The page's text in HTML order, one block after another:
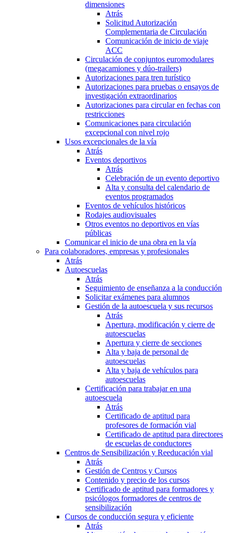
dimensiones
Atrás
Solicitud Autorización
Complementaria de Circulación
Comunicación de inicio de viaje
ACC
Circulación de conjuntos euromodulares
(megacamiones y dúo-trailers)
Autorizaciones para tren turístico
Autorizaciones para pruebas o ensayos de
investigación extraordinarios
Autorizaciones para circular en fechas con
restricciones
Comunicaciones para circulación
excepcional con nivel rojo
Usos excepcionales de la vía
Atrás
Eventos deportivos
Atrás
Celebración de un evento deportivo
Alta y consulta del calendario de
eventos programados
Eventos de vehículos históricos
Rodajes audiovisuales
Otros eventos no deportivos en vías
públicas
Comunicar el inicio de una obra en la vía
Para colaboradores, empresas y profesionales
Atrás
Autoescuelas
Atrás
Seguimiento de enseñanza a la conducción
Solicitar exámenes para alumnos
Gestión de la autoescuela y sus recursos
Atrás
Apertura, modificación y cierre de
autoescuelas
Apertura y cierre de secciones
Alta y baja de personal de
autoescuelas
Alta y baja de vehículos para
autoescuelas
Certificación para trabajar en una
autoescuela
Atrás
Certificado de aptitud para
profesores de formación vial
Certificado de aptitud para directores
de escuelas de conductores
Centros de Sensibilización y Reeducación vial
Atrás
Gestión de Centros y Cursos
Contenido y precio de los cursos
Certificado de aptitud para formadores y
psicólogos formadores de centros de
sensibilización
Cursos de conducción segura y eficiente
Atrás